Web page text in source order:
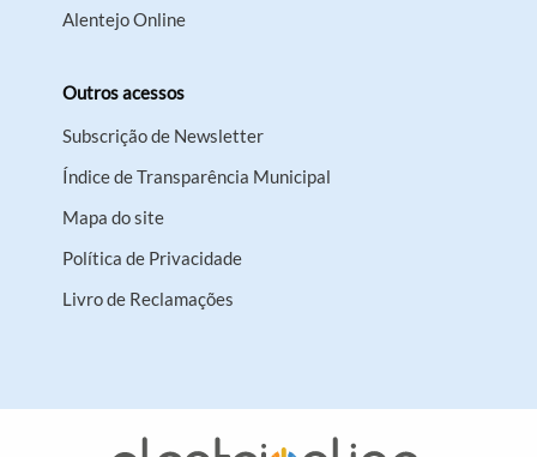
Alentejo Online
Outros acessos
Subscrição de Newsletter
Índice de Transparência Municipal
Mapa do site
Política de Privacidade
Livro de Reclamações